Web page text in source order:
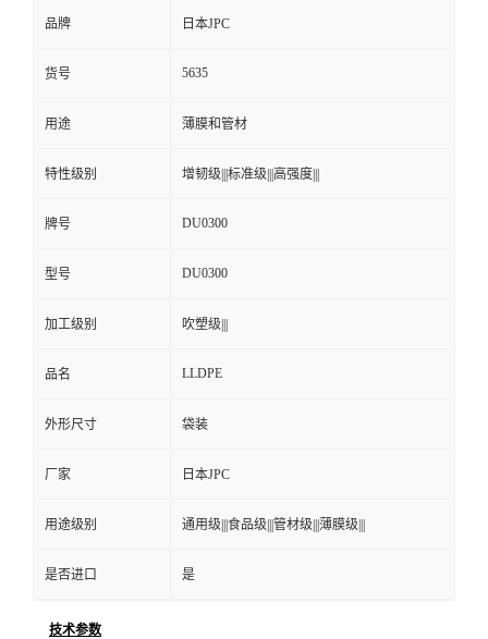
品牌 日本JPC
货号 5635
用途 薄膜和管材
特性级别 增韧级|||标准级|||高强度|||
牌号 DU0300
型号 DU0300
加工级别 吹塑级|||
品名 LLDPE
外形尺寸 袋装
厂家 日本JPC
用途级别 通用级|||食品级|||管材级|||薄膜级|||
是否进口 是
技术参数